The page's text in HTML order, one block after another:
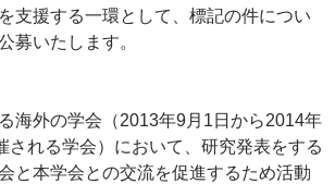
支援する一環として、標記の件につい
募いたします。
海外の学会（2013年9月1日から2014年
される学会）において、研究発表をする
と本学会との交流を促進するため活動